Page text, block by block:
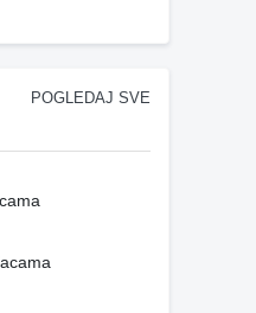
POGLEDAJ SVE